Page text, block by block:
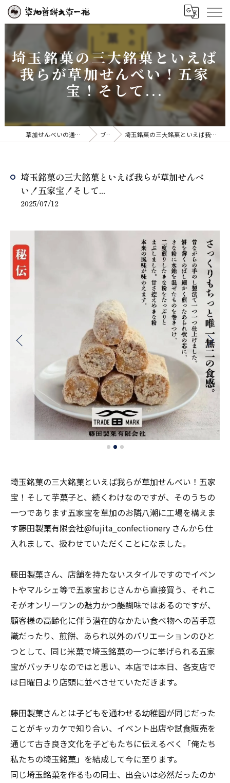
埼玉銘菓の三大銘菓といえば
我らが草加せんべい！五家
宝！そして...
草加せんべいの通販なら草加煎餅丸草一福 ブログ 埼玉銘菓の三大銘菓といえば我らが草加せんべい！五家宝！そして...
埼玉銘菓の三大銘菓といえば我らが草加せんべ
い！五家宝！そして...
2025/07/12
埼玉銘菓の三大銘菓といえば我らが草加せんべい！五家
宝！そして芋菓子と、続くわけなのですが、そのうちの
一つであります五家宝を草加のお隣八潮に工場を構えま
す藤田製菓有限会社@fujita_confectionery さんから仕
入れまして、扱わせていただくことになました。
藤田製菓さん、店舗を持たないスタイルですのでイベン
トやマルシェ等で五家宝おじさんから直接買う、それこ
そがオンリーワンの魅力かつ醍醐味ではあるのですが、
顧客様の高齢化に伴う潜在的なかたい食べ物への苦手意
識だったり、煎餅、あられ以外のバリエーションのひと
つとして、同じ米菓で埼玉銘菓の一つに挙げられる五家
宝がバッチリなのではと思い、本店では本日、各支店で
は日曜日より店頭に並べさせていただきます。
藤田製菓さんとは子どもを通わせる幼稚園が同じだった
ことがキッカケで知り合い、イベント出店や試食販売を
通じて古き良き文化を子どもたちに伝えるべく「俺たち
私たちの埼玉銘菓」を結成して今に至ります。
同じ埼玉銘菓を作るもの同士、出会いは必然だったのか